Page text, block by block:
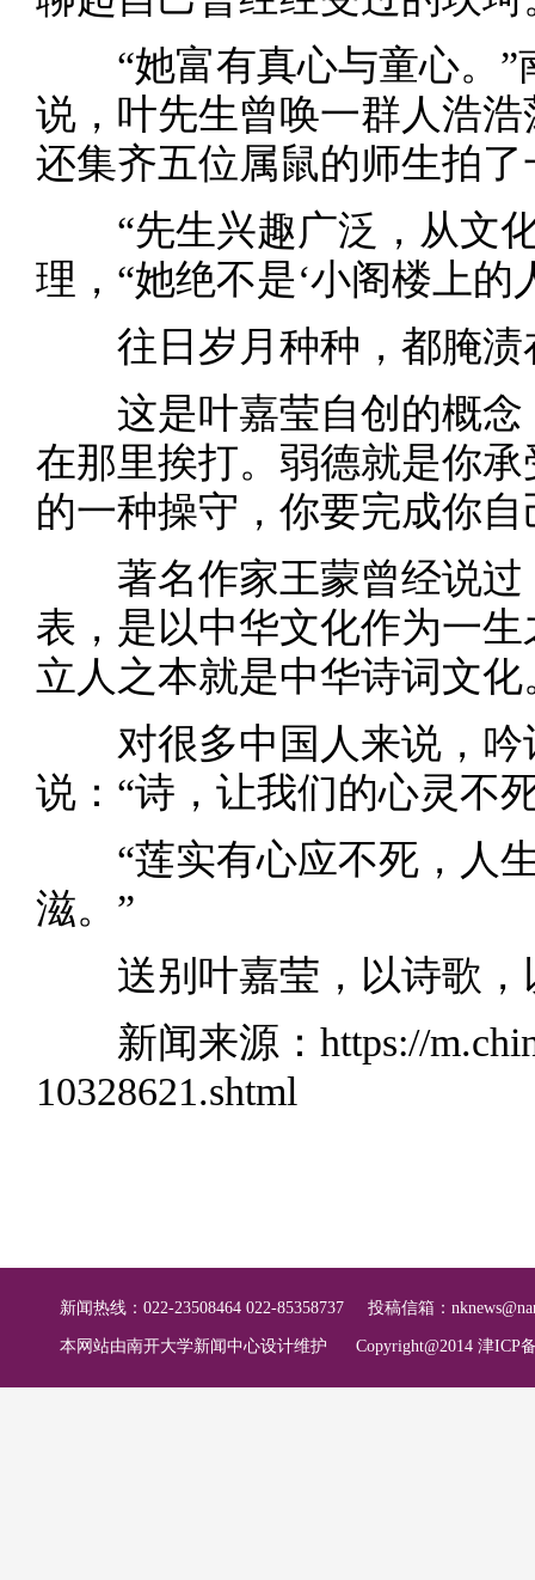
“她富有真心与童心。”
说，叶先生曾唤一群人浩
还集齐五位属鼠的师生拍了
“先生兴趣广泛，从文化
理，“她绝不是‘小阁楼上的
往日岁月种种，都腌渍
这是叶嘉莹自创的概念
在那里挨打。弱德就是你
的一种操守，你要完成你
著名作家王蒙曾经说过
表，是以中华文化作为一
立人之本就是中华诗词文化
对很多中国人来说，吟
说：“诗，让我们的心灵不
“莲实有心应不死，人生
滋。”
送别叶嘉莹，以诗歌，
新闻来源： https://
10328621.shtml
新闻热线：022-23508464 022-85358737 投稿信箱：
本网站由南开大学新闻中心设计维护 Copyright@2014 津ICP